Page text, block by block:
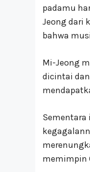
padamu
Jeong dari
bahwa
Mi-Jeong
dicintai
Sementara
memimpin